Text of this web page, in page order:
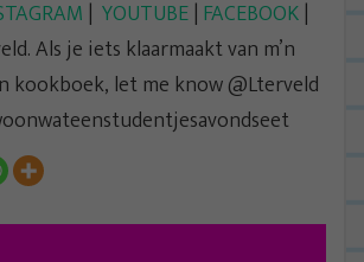
| YOUTUBE | FACEBOOK |
Als je iets klaarmaakt van m’n
let me know @Lterveld